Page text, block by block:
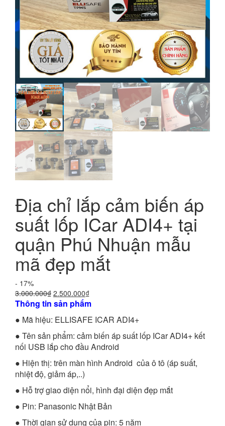
Địa chỉ lắp cảm biến áp
suất lốp ICar ADI4+ tại
quận Phú Nhuận mẫu
mã đẹp mắt
- 17%
3.000.000₫ Giá
gốc
3.000.000₫.
2.500.000₫Giá
hiện
là:
2.500.000₫.
Thông tin sản phẩm
● Mã hiệu: ELLISAFE ICAR ADI4+
● Tên sản phẩm: cảm biến áp suất lốp ICar ADI4+ kết
nối USB lắp cho đầu Android
● Hiện thị: trên màn hình Android của ô tô (áp suất,
nhiệt độ, giảm áp,..)
● Hỗ trợ giao diện nổi, hình đại diện đẹp mắt
● Pin: Panasonic Nhật Bản
● Thời gian sử dụng của pin: 5 năm